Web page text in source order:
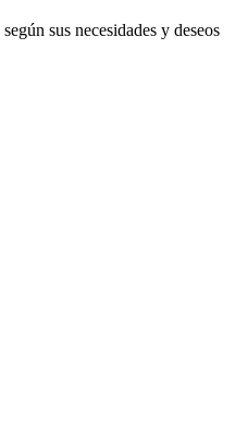
sus necesidades y deseos